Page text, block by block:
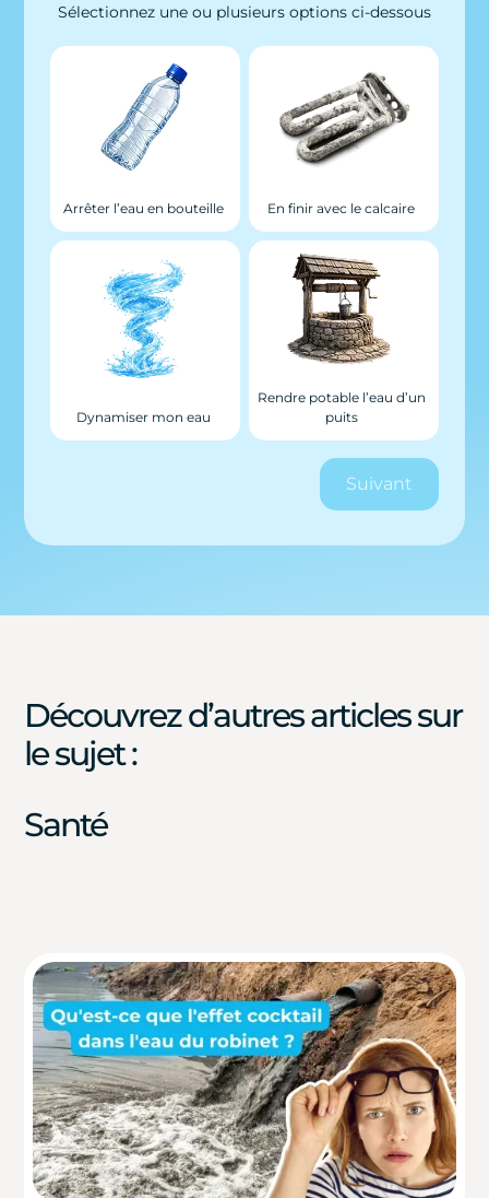
Sélectionnez une ou plusieurs options ci-dessous
Arrêter l’eau en bouteille En finir avec le calcaire
Dynamiser mon eau
Rendre potable l’eau d’un
puits
Suivant
Découvrez d’autres articles sur
le sujet :
Santé